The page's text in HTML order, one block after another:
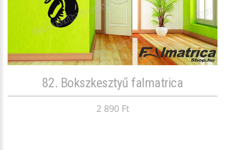
82. Bokszkesztyű falmatrica
2 890 Ft